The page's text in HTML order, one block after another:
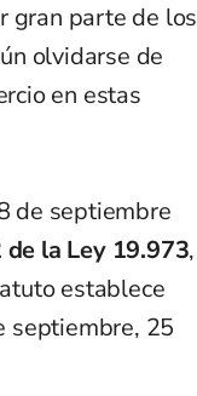
gran parte de los
olvidarse de
en estas
de septiembre
la Ley 19.973,
establece
septiembre, 25